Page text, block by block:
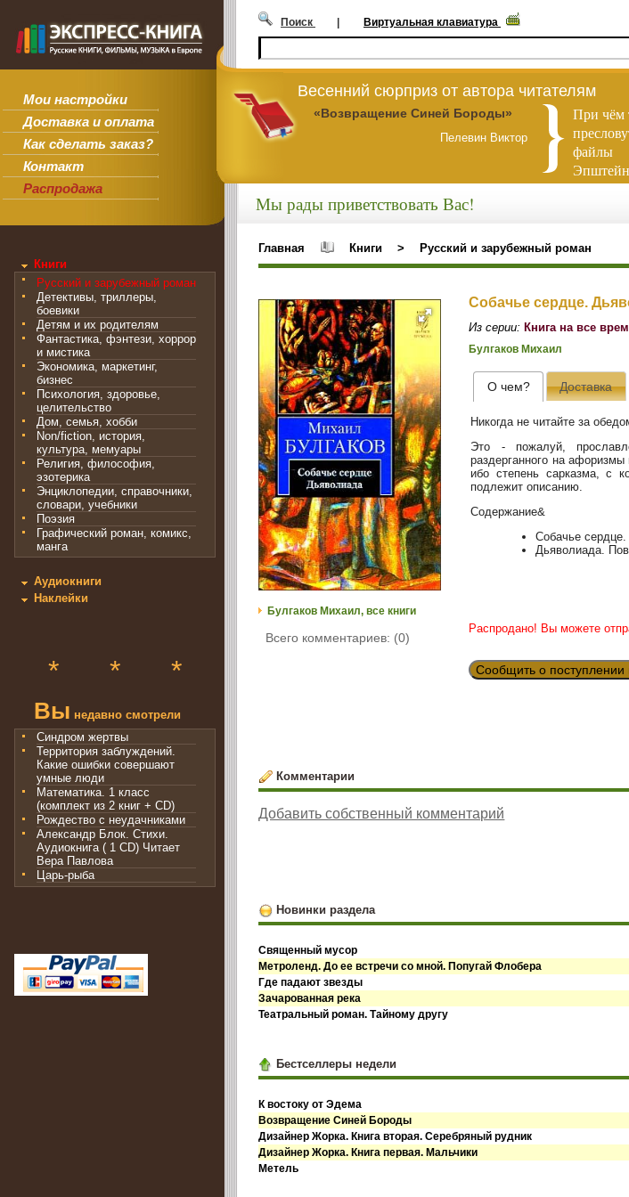
Мои настройки
Доставка и оплата
Как сделать заказ?
Контакт
Распродажа
Поиск | Виртуальная клавиатура
Весенний сюрприз от автора читателям
«Возвращение Синей Бороды»
Пелевин Виктор
При чём
файлы
Книги
Русский и зарубежный роман
Детективы, триллеры,
боевики
Детям и их родителям
Фантастика, фэнтези, хоррор
и мистика
Экономика, маркетинг,
бизнес
Психология, здоровье,
целительство
Дом, семья, хобби
Non/fiction, история,
культура, мемуары
Религия, философия,
эзотерика
Энциклопедии, справочники,
словари, учебники
Поэзия
Графический роман, комикс,
манга
Аудиокниги
Наклейки
* * *
Вы недавно смотрели
Синдром жертвы
Территория заблуждений.
Какие ошибки совершают
умные люди
Математика. 1 класс
(комплект из 2 книг + CD)
Рождество с неудачниками
Александр Блок. Стихи.
Аудиокнига ( 1 CD) Читает
Вера Павлова
Царь-рыба
Мы рады приветствовать Вас!
Главная Книги > Русский и зарубежный роман
Булгаков Михаил, все книги
Всего комментариев: (0)
Собачье сердце.
Из серии: Книга на все
Булгаков Михаил
О чем? Доставка
Никогда не читайте за
Это - пожалуй,
раздерганного на
ибо степень сарказма, с
подлежит описанию.
Содержание&
Собачье сердце.
Дьяволиада.
Распродано! Вы можете
Сообщить о поступлении
Комментарии
Добавить собственный комментарий
Новинки раздела
Священный мусор
Метроленд. До ее встречи со мной. Попугай Флобера
Где падают звезды
Зачарованная река
Театральный роман. Тайному другу
Бестселлеры недели
К востоку от Эдема
Возвращение Синей Бороды
Дизайнер Жорка. Книга вторая. Серебряный рудник
Дизайнер Жорка. Книга первая. Мальчики
Метель